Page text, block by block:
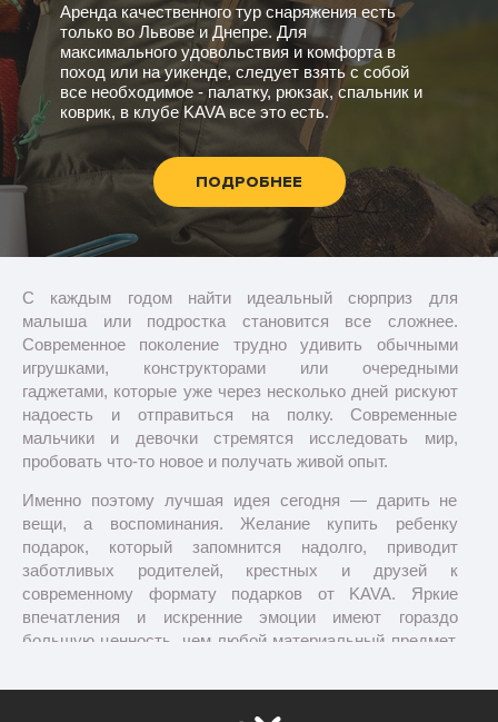
Аренда качественного тур снаряжения есть
только во Львове и Днепре. Для
максимального удовольствия и комфорта в
поход или на уикенде, следует взять с собой
все необходимое - палатку, рюкзак, спальник и
коврик, в клубе KAVA все это есть.
ПОДРОБНЕЕ
С каждым годом найти идеальный сюрприз для
малыша или подростка становится все сложнее.
Современное поколение трудно удивить обычными
игрушками, конструкторами или очередными
гаджетами, которые уже через несколько дней рискуют
надоесть и отправиться на полку. Современные
мальчики и девочки стремятся исследовать мир,
пробовать что-то новое и получать живой опыт.
Именно поэтому лучшая идея сегодня — дарить не
вещи, а воспоминания. Желание купить ребенку
подарок, который запомнится надолго, приводит
заботливых родителей, крестных и друзей к
современному формату подарков от KAVA. Яркие
впечатления и искренние эмоции имеют гораздо
большую ценность, чем любой материальный предмет.
себя капитаном, мастером или отважным гонщиком, вы